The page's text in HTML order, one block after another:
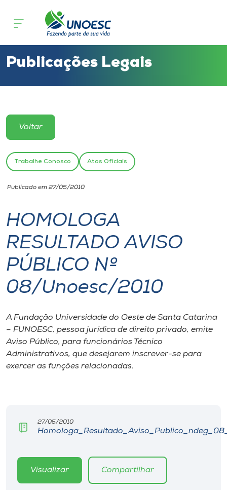
Cursos
Atendimento ao Estudante
Portal de Ensino
Unoesc
Internacionalização
I.nova
Diplomados
CPA
Biblioteca
Rádio
Museu
Publicações Legais
Voltar
Trabalhe Conosco Atos Oficiais
Publicado em 27/05/2010
HOMOLOGA
RESULTADO AVISO
PÚBLICO Nº
08/Unoesc/2010
A Fundação Universidade do Oeste de Santa Catarina
– FUNOESC, pessoa jurídica de direito privado, emite
Aviso Público, para funcionários Técnico
Administrativos, que desejarem inscrever-se para
exercer as funções relacionadas.
27/05/2010
Visualizar Compartilhar